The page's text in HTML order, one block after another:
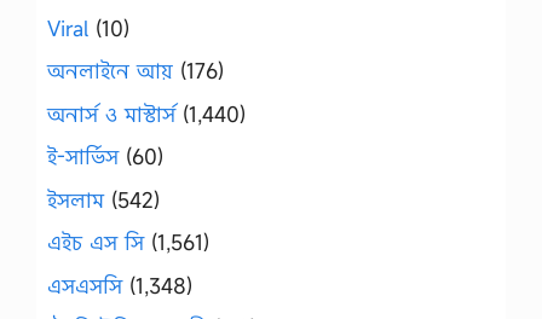
Viral (10)
অনলাইনে আয় (176)
অনার্স ও মাস্টার্স(1,440)
ই-সার্ভিস(60)
ইসলাম(542)
এইচ এস সি(1,561)
এসএসসি(1,348)